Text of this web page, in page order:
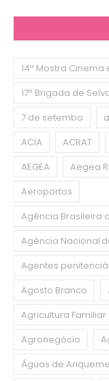
14ª Mostra
17ª Brigada de
7 de setembo
ACIA
ACRAT
AEGEA
Aegea
Aeroportos
Agência Brasileira
Agência Nacional
Agentes
Agosto Branco
Agricultura Familiar
Agronegócio
Águas de